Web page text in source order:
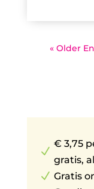
« Older
N
€ 3,75
gratis,
N Gratis